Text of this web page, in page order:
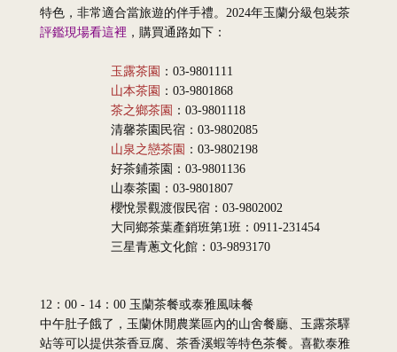
特色，非常適合當旅遊的伴手禮。2024年玉蘭分級包裝茶
評鑑現場看這裡 ，購買通路如下：
玉露茶園 ：03-9801111
山本茶園 ：03-9801868
茶之鄉茶園 ：03-9801118
清馨茶園民宿：03-9802085
山泉之戀茶園 ：03-9802198
好茶鋪茶園：03-9801136
山泰茶園：03-9801807
櫻悅景觀渡假民宿：03-9802002
大同鄉茶葉產銷班第1班：0911-231454
三星青蔥文化館：03-9893170
12：00 - 14：00 玉蘭茶餐或泰雅風味餐
中午肚子餓了，玉蘭休閒農業區內的山舍餐廳、玉露茶驛
站等可以提供茶香豆腐、茶香溪蝦等特色茶餐。喜歡泰雅